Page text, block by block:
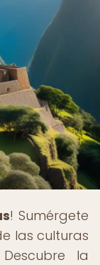
! Sumérgete
las culturas
la